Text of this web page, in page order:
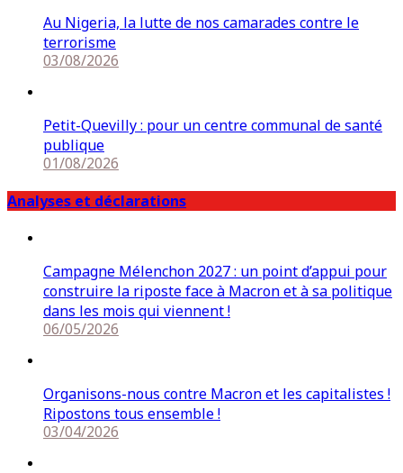
Au Nigeria, la lutte de nos camarades contre le
terrorisme
03/08/2026
Petit-Quevilly : pour un centre communal de santé
publique
01/08/2026
Analyses et déclarations
Campagne Mélenchon 2027 : un point d’appui pour
construire la riposte face à Macron et à sa politique
dans les mois qui viennent !
06/05/2026
Organisons-nous contre Macron et les capitalistes !
Ripostons tous ensemble !
03/04/2026